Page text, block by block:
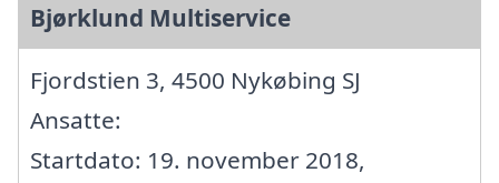
Bjørklund Multiservice
Fjordstien 3, 4500 Nykøbing SJ
Ansatte:
Startdato: 19. november 2018,